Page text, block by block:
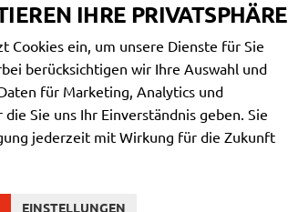
IHRE PRIVATSPHÄRE
Cookies ein, um unsere Dienste für Sie
berücksichtigen wir Ihre Auswahl und
für Marketing, Analytics und
Sie uns Ihr Einverständnis geben. Sie
jederzeit mit Wirkung für die Zukunft
EINSTELLUNGEN